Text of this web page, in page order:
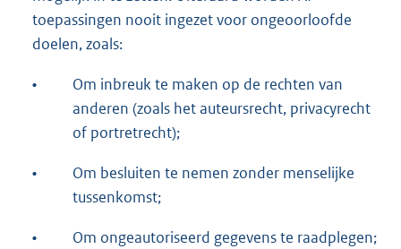
toepassingen nooit ingezet voor ongeoorloofde
doelen, zoals:
•
Om inbreuk te maken op de rechten van
anderen (zoals het auteursrecht, privacyrecht
of portretrecht);
•
Om besluiten te nemen zonder menselijke
tussenkomst;
• Om ongeautoriseerd gegevens te raadplegen;